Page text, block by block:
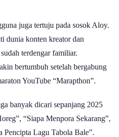
juga tertuju pada sosok Aloy.
dunia konten kreator dan
terdengar familiar.
bertumbuh setelah bergabung
YouTube “Marapthon”.
banyak dicari sepanjang 2025
“Siapa Menpora Sekarang”,
Pencipta Lagu Tabola Bale”.